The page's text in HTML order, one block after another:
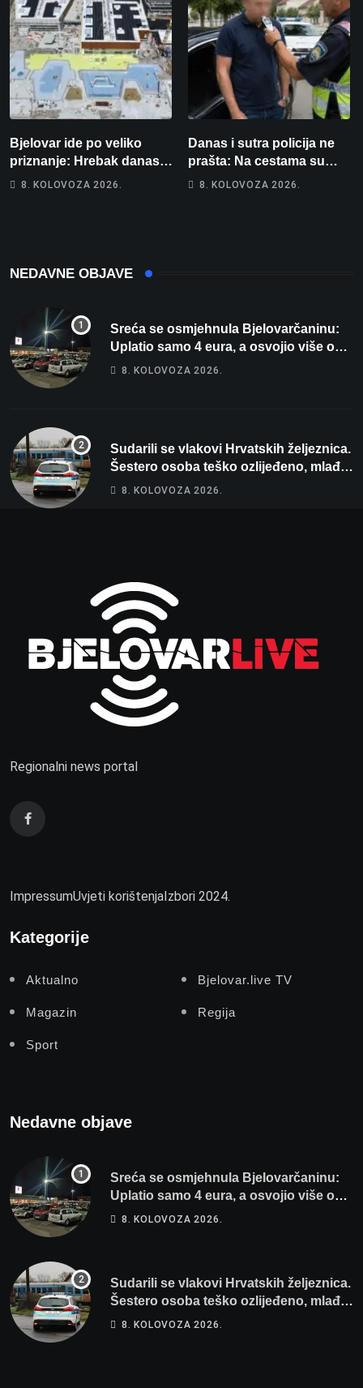
Bjelovar ide po veliko
priznanje: Hrebak danas u
Parizu predstavlja
8. KOLOVOZA 2026.
Danas i sutra policija ne
prašta: Na cestama su
posebno na meti ovi
8. KOLOVOZA 2026.
NEDAVNE OBJAVE
Sreća se osmjehnula Bjelovarčaninu:
Uplatio samo 4 eura, a osvojio više od
80 tisuća eura
8. KOLOVOZA 2026.
Sudarili se vlakovi Hrvatskih željeznica.
Šestero osoba teško ozlijeđeno, mlađa
žena na intenzivnoj
8. KOLOVOZA 2026.
Regionalni news portal
ImpressumUvjeti korištenjaIzbori 2024.
Kategorije
Aktualno Bjelovar.live TV
Magazin Regija
Sport
Nedavne objave
Sreća se osmjehnula Bjelovarčaninu:
Uplatio samo 4 eura, a osvojio više od
80 tisuća eura
8. KOLOVOZA 2026.
Sudarili se vlakovi Hrvatskih željeznica.
Šestero osoba teško ozlijeđeno, mlađa
žena na intenzivnoj
8. KOLOVOZA 2026.